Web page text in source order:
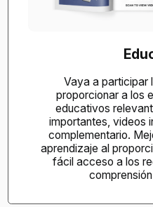
Vaya a participar
proporcionar a los
educativos
importantes, videos
complementario.
aprendizaje al
fácil acceso a los